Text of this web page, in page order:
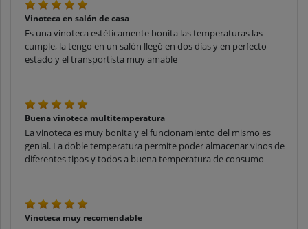
Vinoteca en salón de casa
Es una vinoteca estéticamente bonita las temperaturas las
cumple, la tengo en un salón llegó en dos días y en perfecto
estado y el transportista muy amable
Buena vinoteca multitemperatura
La vinoteca es muy bonita y el funcionamiento del mismo es
genial. La doble temperatura permite poder almacenar vinos de
diferentes tipos y todos a buena temperatura de consumo
Vinoteca muy recomendable